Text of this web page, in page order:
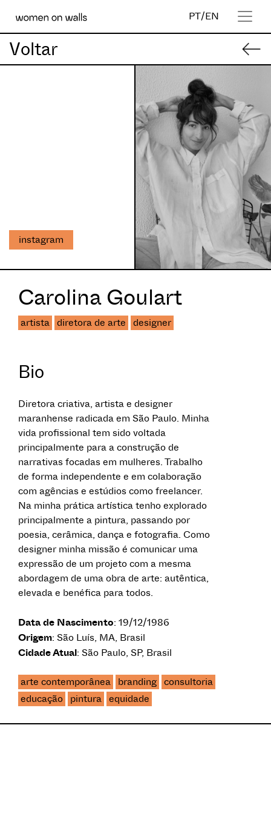
PT/EN
Voltar
instagram
Carolina Goulart
artista diretora de arte designer
Bio
Diretora criativa, artista e designer
maranhense radicada em São Paulo. Minha
vida profissional tem sido voltada
principalmente para a construção de
narrativas focadas em mulheres. Trabalho
de forma independente e em colaboração
com agências e estúdios como freelancer.
Na minha prática artística tenho explorado
principalmente a pintura, passando por
poesia, cerâmica, dança e fotografia. Como
designer minha missão é comunicar uma
expressão de um projeto com a mesma
abordagem de uma obra de arte: autêntica,
elevada e benéfica para todos.
Data de Nascimento: 19/12/1986
Origem: São Luís, MA, Brasil
Cidade Atual: São Paulo, SP, Brasil
arte contemporânea branding consultoria
educação
pintura equidade